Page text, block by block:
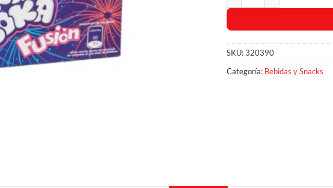
SKU:320390
Categoría: Bebidas y Snacks